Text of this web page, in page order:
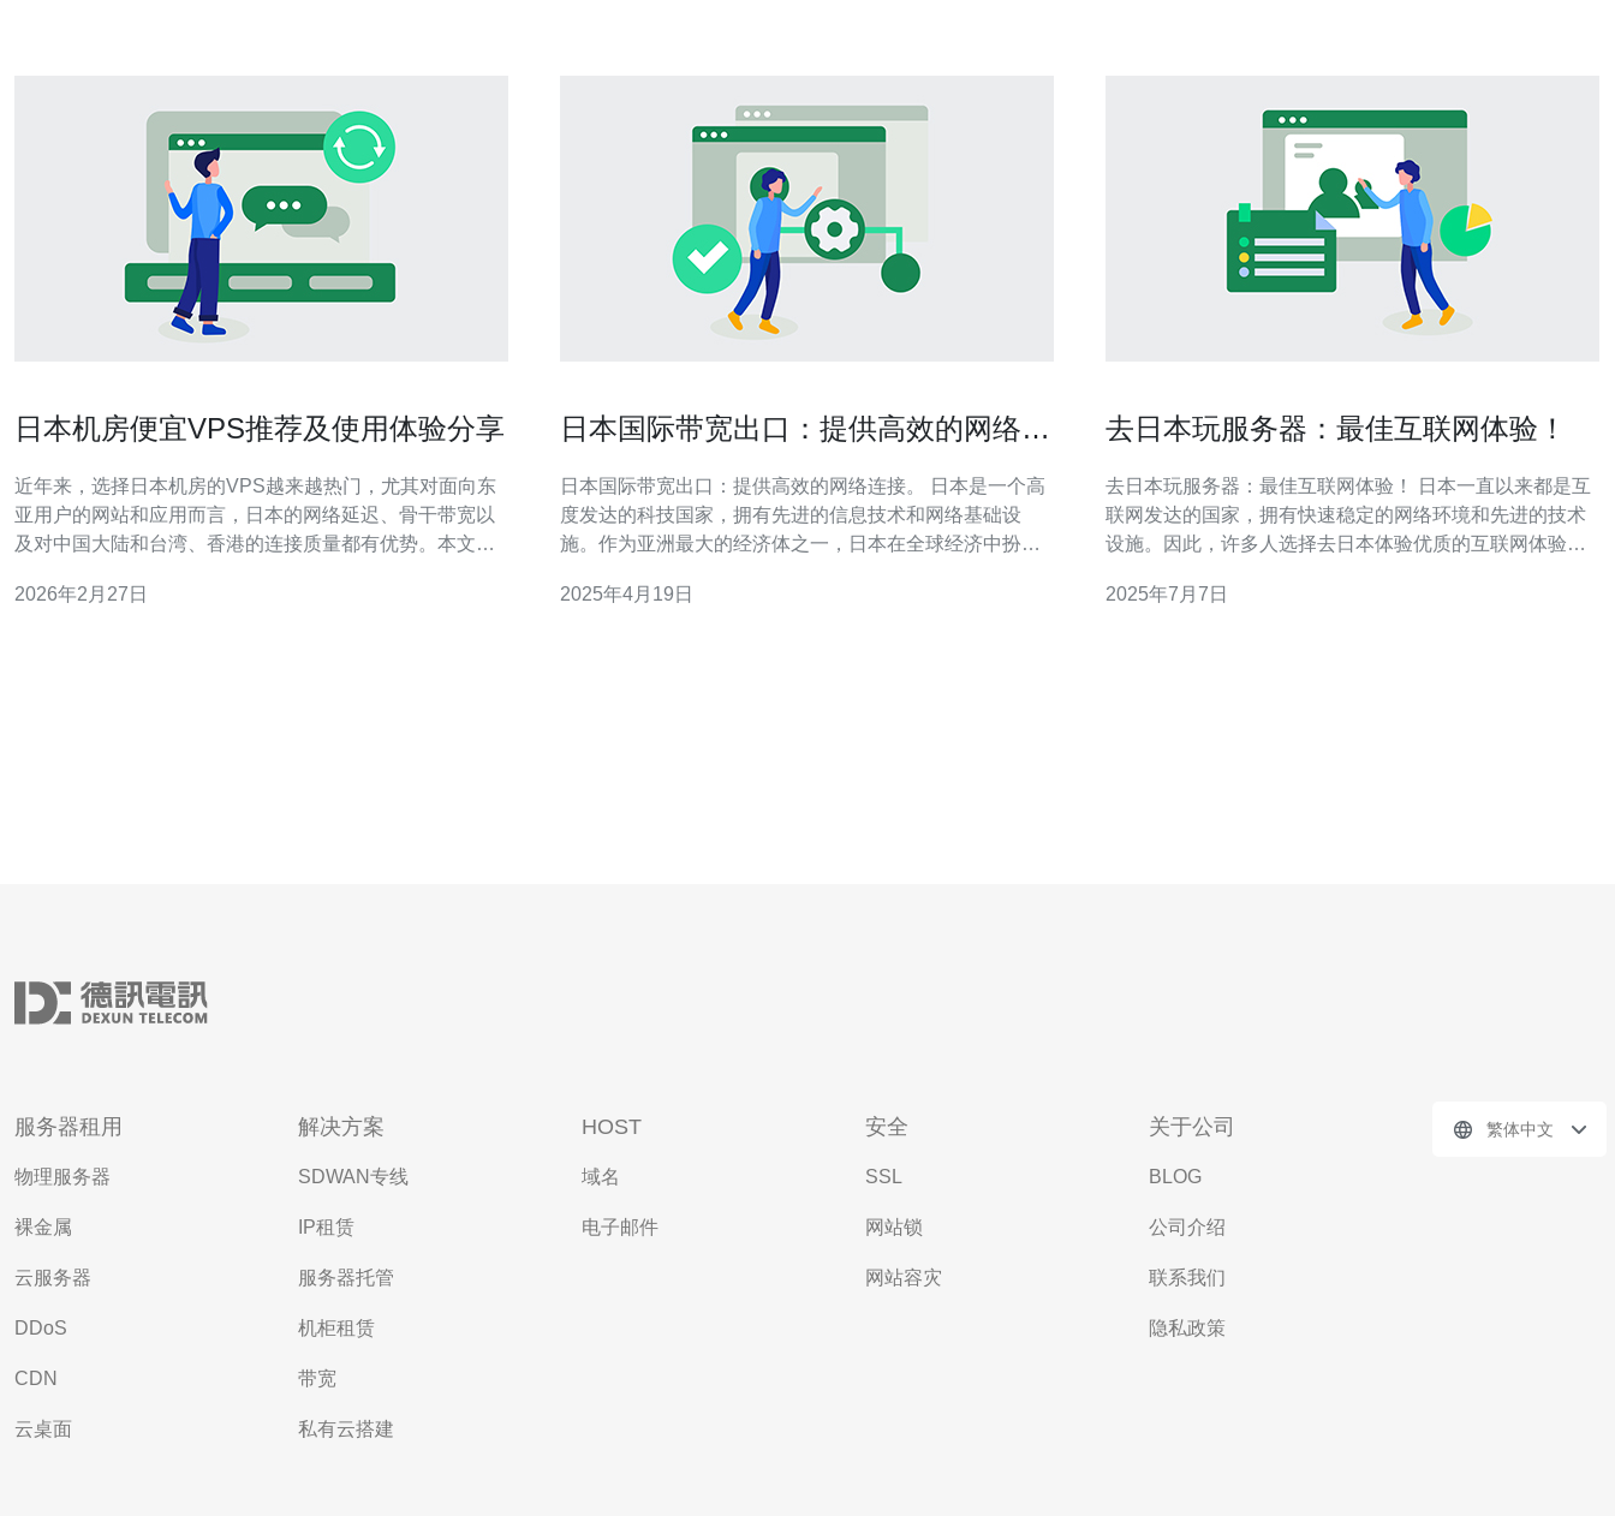
日本机房便宜VPS推荐及使用体验分享
近年来，选择日本机房的VPS越来越热门，尤其对面向东
亚用户的网站和应用而言，日本的网络延迟、骨干带宽以
及对中国大陆和台湾、香港的连接质量都有优势。本文从
发，分享我的使用体验并给出推荐。 首先，选择日本VPS
2026年2月27日
日本国际带宽出口：提供高效的网络连
日本国际带宽出口：提供高效的网络连接。 日本是一个高
度发达的科技国家，拥有先进的信息技术和网络基础设
施。作为亚洲最大的经济体之一，日本在全球经济中扮演
济和社会发展至关重要。本文将介绍日本国际带宽出口，
2025年4月19日
去日本玩服务器：最佳互联网体验！
去日本玩服务器：最佳互联网体验！ 日本一直以来都是互
联网发达的国家，拥有快速稳定的网络环境和先进的技术
设施。因此，许多人选择去日本体验优质的互联网体验，
器游戏体验。由于网络速度快且稳定，你可以畅快地进行
2025年7月7日
服务器租用
物理服务器
裸金属
云服务器
DDoS
CDN
云桌面
解决方案
SDWAN专线
IP租赁
服务器托管
机柜租赁
带宽
私有云搭建
HOST
域名
电子邮件
安全
SSL
网站锁
网站容灾
关于公司
BLOG
公司介绍
联系我们
隐私政策
繁体中文